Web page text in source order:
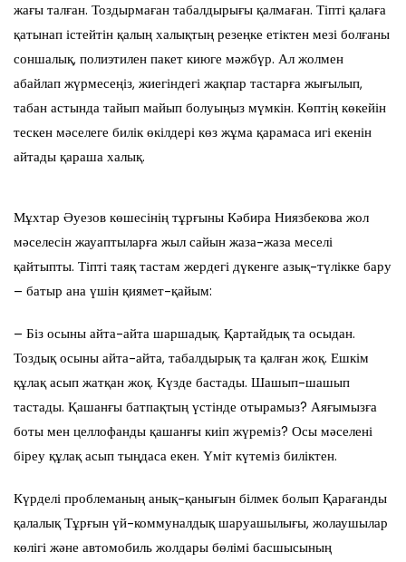
жағы талған. Тоздырмаған табалдырығы қалмаған. Тіпті қалаға
қатынап істейтін қалың халықтың резеңке етіктен мезі болғаны
соншалық, полиэтилен пакет киюге мәжбүр. Ал жолмен
абайлап жүрмесеңіз, жиегіндегі жақпар тастарға жығылып,
табан астында тайып майып болуыңыз мүмкін. Көптің көкейін
тескен мәселеге билік өкілдері көз жұма қарамаса игі екенін
айтады қараша халық.
Мұхтар Әуезов көшесінің тұрғыны Кәбира Ниязбекова жол
мәселесін жауаптыларға жыл сайын жаза-жаза меселі
қайтыпты. Тіпті таяқ тастам жердегі дүкенге азық-түлікке бару
– батыр ана үшін қиямет-қайым:
– Біз осыны айта-айта шаршадық. Қартайдық та осыдан.
Тоздық осыны айта-айта, табалдырық та қалған жоқ. Ешкім
құлақ асып жатқан жоқ. Күзде бастады. Шашып-шашып
тастады. Қашанғы батпақтың үстінде отырамыз? Аяғымызға
боты мен целлофанды қашанғы киіп жүреміз? Осы мәселені
біреу құлақ асып тыңдаса екен. Үміт күтеміз биліктен.
Күрделі проблеманың анық-қанығын білмек болып Қарағанды
қалалық Тұрғын үй-коммуналдық шаруашылығы, жолаушылар
көлігі және автомобиль жолдары бөлімі басшысының